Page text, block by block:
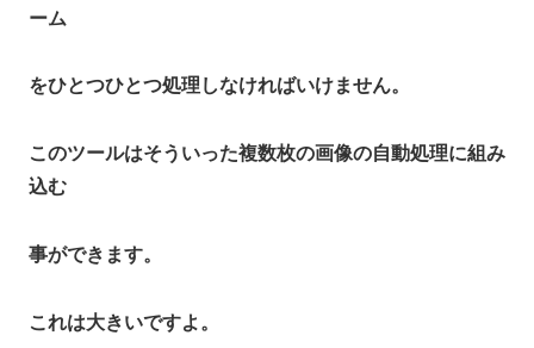
ーム
をひとつひとつ処理しなければいけません。
このツールはそういった複数枚の画像の自動処理に組み
込む
事ができます。
これは大きいですよ。